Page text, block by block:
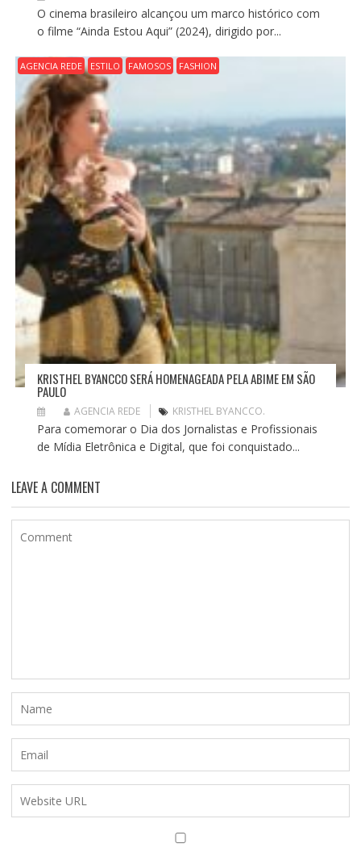
O cinema brasileiro alcançou um marco histórico com
o filme “Ainda Estou Aqui” (2024), dirigido por...
AGENCIA REDE ESTILO FAMOSOS FASHION
KRISTHEL BYANCCO SERÁ HOMENAGEADA PELA ABIME EM SÃO
PAULO
AGENCIA REDE KRISTHEL BYANCCO.
Para comemorar o Dia dos Jornalistas e Profissionais
de Mídia Eletrônica e Digital, que foi conquistado...
LEAVE A COMMENT